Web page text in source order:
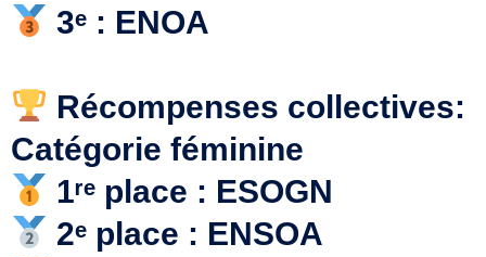
3ᵉ : ENOA
Récompenses collectives:
Catégorie féminine
1ʳᵉ place : ESOGN
2ᵉ place : ENSOA